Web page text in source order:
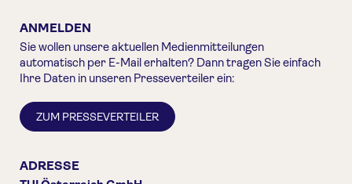
ANMELDEN
Sie wollen unsere aktuellen Medienmitteilungen
automatisch per E-Mail erhalten? Dann tragen Sie einfach
Ihre Daten in unseren Presseverteiler ein:
ZUM PRESSEVERTEILER
ADRESSE